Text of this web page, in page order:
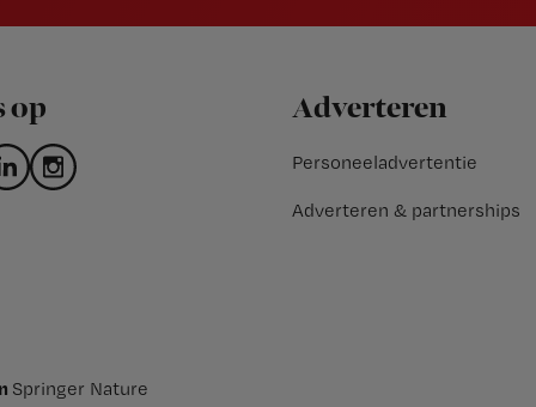
op Adverteren
Personeeladvertentie
Adverteren & partnerships
Springer Nature